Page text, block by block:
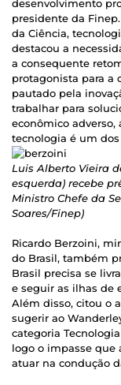
desenvolvimento
presidente da
da Ciência,
destacou a
a consequente
protagonista para a
pautado pela
trabalhar para
econômico adverso,
tecnologia é um dos
Luis Alberto Vieira
esquerda) recebe
Ministro Chefe da
Soares/Finep)
Ricardo Berzoini,
do Brasil, também
Brasil precisa se
e seguir as ilhas de
Além disso, citou o
sugerir ao
categoria
logo o impasse que
atuar na condução